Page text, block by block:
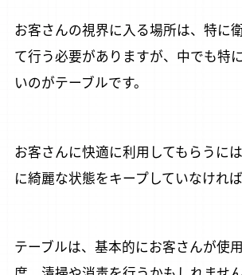
お客さんの視界に入る場所は、特に
て行う必要がありますが、中でも特
いのがテーブルです。
お客さんに快適に利用してもらうに
に綺麗な状態をキープしていなければ
テーブルは、基本的にお客さんが使